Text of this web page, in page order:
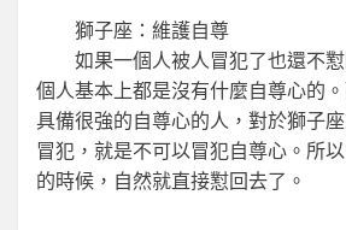
獅子座：維護自尊
如果一個人被人冒犯了也還不懟
個人基本上都是沒有什麼自尊心的
具備很強的自尊心的人，對於獅子
冒犯，就是不可以冒犯自尊心。所
的時候，自然就直接懟回去了。